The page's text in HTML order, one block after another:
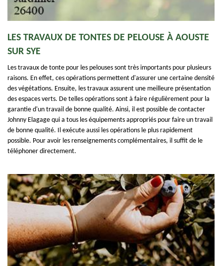
LES TRAVAUX DE TONTES DE PELOUSE À AOUSTE
SUR SYE
Les travaux de tonte pour les pelouses sont très importants pour plusieurs
raisons. En effet, ces opérations permettent d'assurer une certaine densité
des végétations. Ensuite, les travaux assurent une meilleure présentation
des espaces verts. De telles opérations sont à faire régulièrement pour la
garantie d'un travail de bonne qualité. Ainsi, il est possible de contacter
Johnny Elagage qui a tous les équipements appropriés pour faire un travail
de bonne qualité. Il exécute aussi les opérations le plus rapidement
possible. Pour avoir les renseignements complémentaires, il suffit de le
téléphoner directement.